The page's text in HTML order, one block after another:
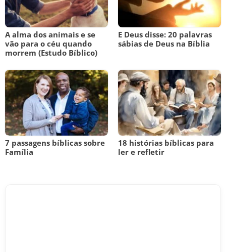
A alma dos animais e se
vão para o céu quando
morrem (Estudo Bíblico)
E Deus disse: 20 palavras
sábias de Deus na Bíblia
7 passagens bíblicas sobre
Família
18 histórias bíblicas para
ler e refletir